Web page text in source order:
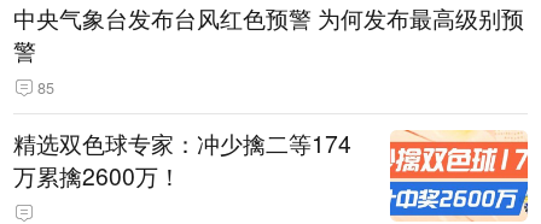
中央气象台发布台风红色预警 为何发布最高级别预
警
85
精选双色球专家：冲少擒二等174
万累擒2600万！